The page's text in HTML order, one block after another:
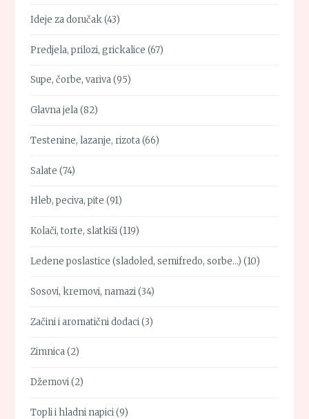
Ideje za doručak(43)
Predjela, prilozi, grickalice (67)
Supe, čorbe, variva(95)
Glavna jela(82)
Testenine, lazanje, rizota(66)
Salate (74)
Hleb, peciva, pite (91)
Kolači, torte, slatkiši(119)
Ledene poslastice (sladoled, semifredo, sorbe…) (10)
Sosovi, kremovi, namazi(34)
Začini i aromatični dodaci(3)
Zimnica(2)
Džemovi(2)
Topli i hladni napici(9)